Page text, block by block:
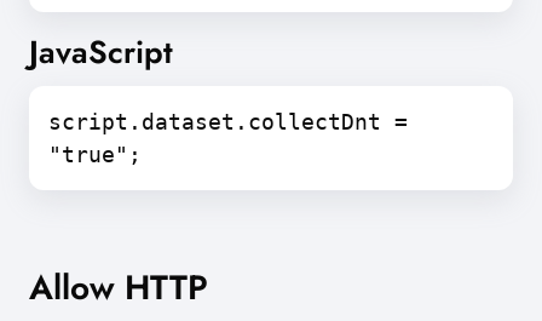
JavaScript
script.dataset.collectDnt =
"true";
Allow HTTP